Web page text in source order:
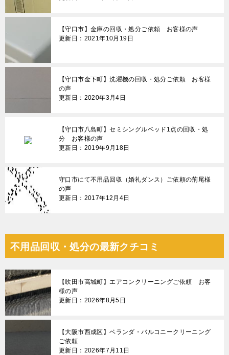
【守口市】金庫の回収・処分ご依頼 お客様の声
更新日：2021年10月19日
【守口市金下町】洗濯機の回収・処分ご依頼 お客様
の声
更新日：2020年3月4日
【守口市八島町】セミシングルベッド1点の回収・処
分 お客様の声
更新日：2019年9月18日
守口市にて不用品回収（婚礼ダンス）ご依頼の荊尾様
の声
更新日：2017年12月4日
不用品回収・処分の最新クチコミ
【吹田市高城町】エアコンクリーニングご依頼 お客
様の声
更新日：2026年8月5日
【大阪市西成区】ベランダ・バルコニークリーニング
ご依頼
更新日：2026年7月11日